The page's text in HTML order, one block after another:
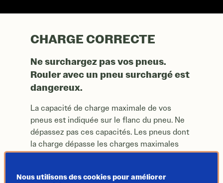
CHARGE CORRECTE
Ne surchargez pas vos pneus.
Rouler avec un pneu surchargé est
dangereux.
La capacité de charge maximale de vos
pneus est indiquée sur le flanc du pneu. Ne
dépassez pas ces capacités. Les pneus dont
la charge dépasse les charges maximales
peut entraîner une destruction soudaine du
Nous utilisons des cookies pour améliorer